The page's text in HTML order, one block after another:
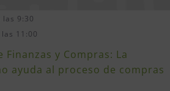
las 9:30
11:00
y Compras: La
ayuda al proceso de compras